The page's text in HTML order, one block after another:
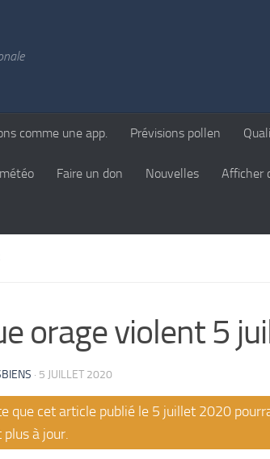
comme une app. Prévisions pollen
Faire un don Nouvelles Afficher
orage violent 5
· 5 JUILLET 2020
que cet article publié le 5 juillet 2020
à jour.